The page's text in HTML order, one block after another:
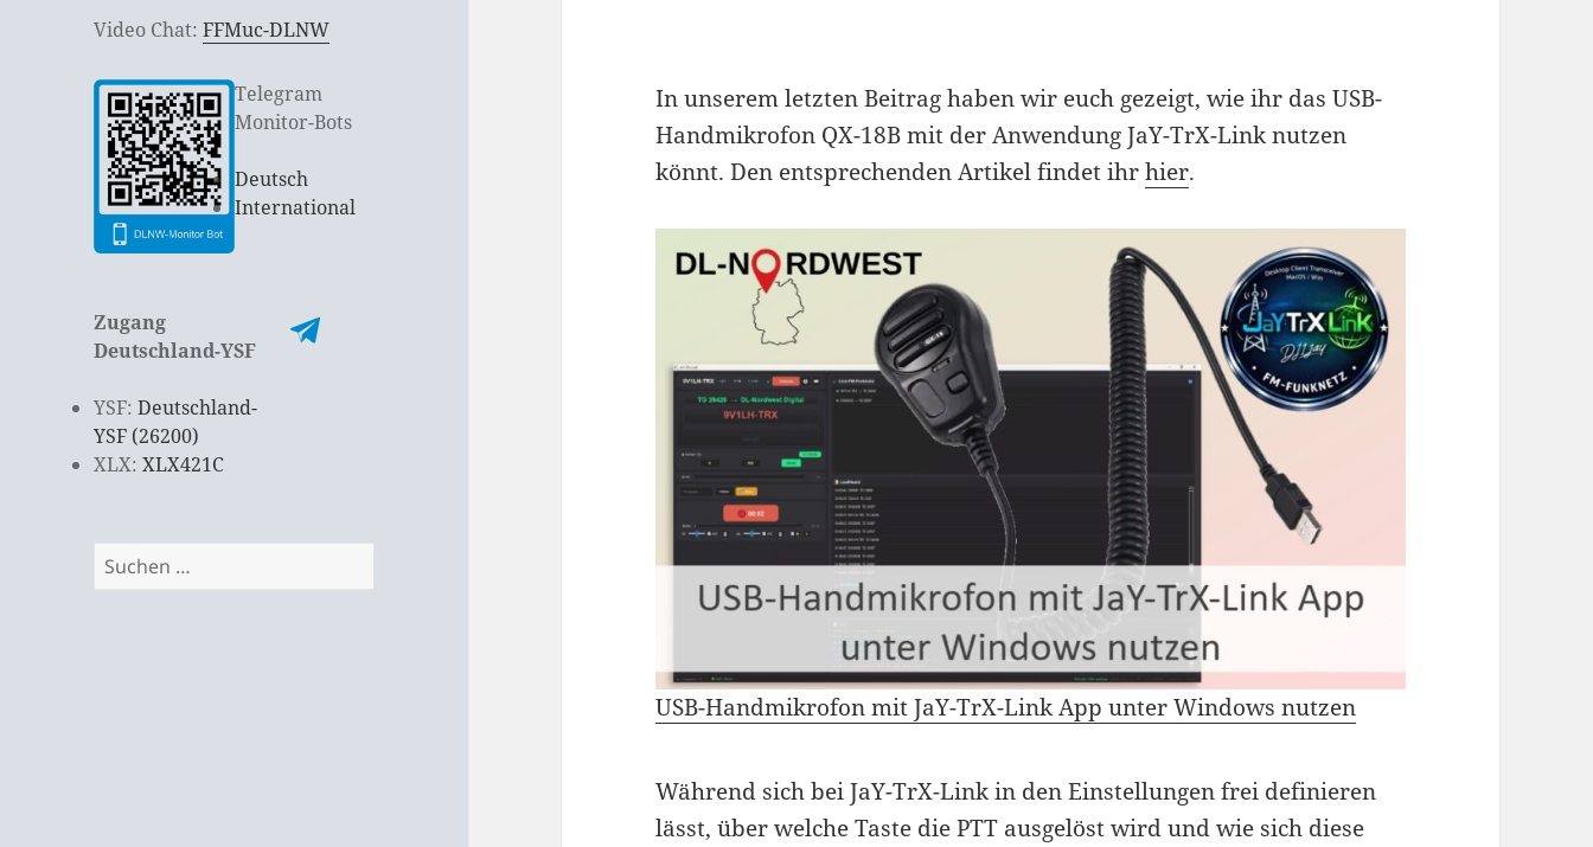
Video Chat:FFMuc-DLNW
Telegram
Monitor-Bots
Deutsch
International
Zugang
Deutschland-YSF
YSF:Deutschland-
YSF (26200)
XLX:XLX421C
Suchen
nach:
In unserem letzten Beitrag haben wir euch gezeigt, wie ihr das USB-
Handmikrofon QX-18B mit der Anwendung JaY-TrX-Link nutzen
könnt. Den entsprechenden Artikel findet ihrhier.
USB-Handmikrofon mit JaY-TrX-Link App unter Windows nutzen
Während sich bei JaY-TrX-Link in den Einstellungen frei definieren
lässt, über welche Taste die PTT ausgelöst wird und wie sich diese